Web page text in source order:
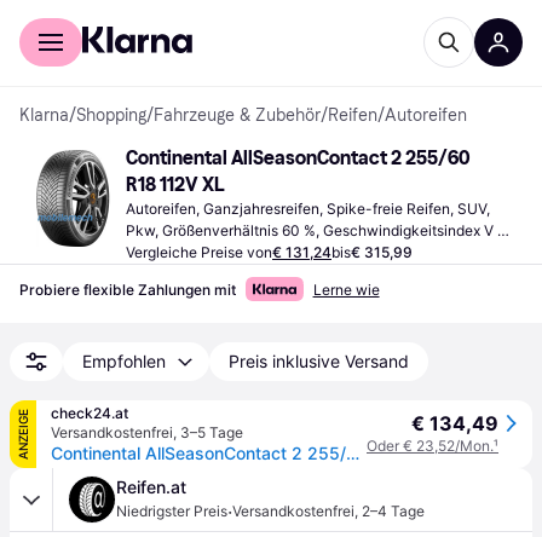
Für Shopper
Klarna/Shopping/Fahrzeuge & Zubehör/Reifen/Autoreifen
Continental AllSeasonContact 2 255/60
R18 112V XL
Autoreifen, Ganzjahresreifen, Spike-freie Reifen, SUV,
Pkw, Größenverhältnis 60 %, Geschwindigkeitsindex V
(240 km/h)
Vergleiche Preise von€ 131,24bis€ 315,99
Probiere flexible Zahlungen mit Lerne wie
Empfohlen Preis inklusive Versand
ANZEIGE
check24.at
Versandkostenfrei, 3–5 Tage
Continental AllSeasonContact 2 255/60 R18 112 V, Ganzjahresreifen
€ 134,49
Oder € 23,52/Mon.¹
Reifen.at
Niedrigster Preis·Versandkostenfrei, 2–4 Tage